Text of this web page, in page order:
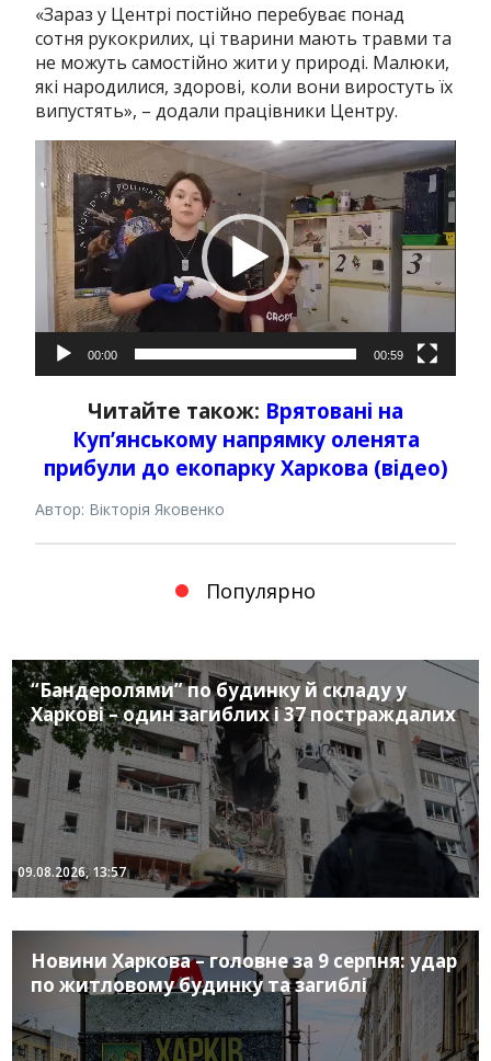
«Зараз у Центрі постійно перебуває понад
сотня рукокрилих, ці тварини мають травми та
не можуть самостійно жити у природі. Малюки,
які народилися, здорові, коли вони виростуть їх
випустять», – додали працівники Центру.
Відеопрогравач
00:00 00:59
Читайте також: Врятовані на
Куп’янському напрямку оленята
прибули до екопарку Харкова (відео)
Автор: Вікторія Яковенко
Популярно
“Бандеролями” по будинку й складу у
Харкові – один загиблих і 37 постраждалих
09.08.2026, 13:57
Новини Харкова – головне за 9 серпня: удар
по житловому будинку та загиблі